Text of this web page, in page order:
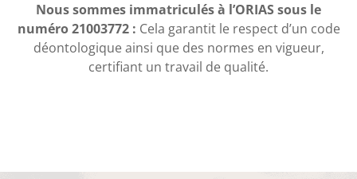
Nous sommes immatriculés à l’ORIAS sous le
numéro 21003772 : Cela garantit le respect d’un code
déontologique ainsi que des normes en vigueur,
certifiant un travail de qualité.